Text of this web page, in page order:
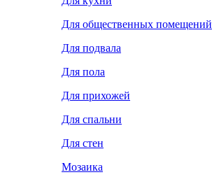
Для общественных помещений
Для подвала
Для пола
Для прихожей
Для спальни
Для стен
Мозаика